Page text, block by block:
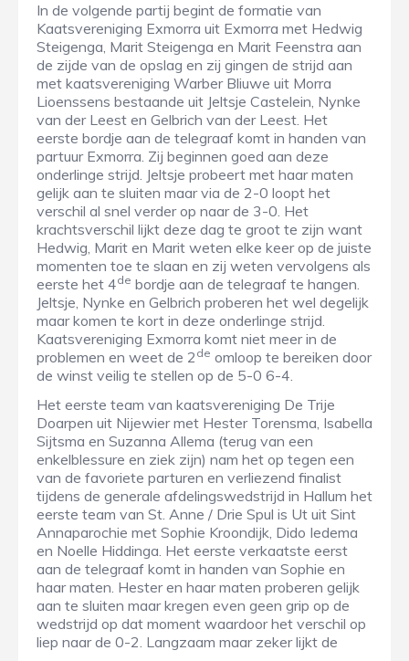
In de volgende partij begint de formatie van
Kaatsvereniging Exmorra uit Exmorra met Hedwig
Steigenga, Marit Steigenga en Marit Feenstra aan
de zijde van de opslag en zij gingen de strijd aan
met kaatsvereniging Warber Bliuwe uit Morra
Lioenssens bestaande uit Jeltsje Castelein, Nynke
van der Leest en Gelbrich van der Leest. Het
eerste bordje aan de telegraaf komt in handen van
partuur Exmorra. Zij beginnen goed aan deze
onderlinge strijd. Jeltsje probeert met haar maten
gelijk aan te sluiten maar via de 2-0 loopt het
verschil al snel verder op naar de 3-0. Het
krachtsverschil lijkt deze dag te groot te zijn want
Hedwig, Marit en Marit weten elke keer op de juiste
momenten toe te slaan en zij weten vervolgens als
eerste het 4de bordje aan de telegraaf te hangen.
Jeltsje, Nynke en Gelbrich proberen het wel degelijk
maar komen te kort in deze onderlinge strijd.
Kaatsvereniging Exmorra komt niet meer in de
problemen en weet de 2 de omloop te bereiken door
de winst veilig te stellen op de 5-0 6-4.
Het eerste team van kaatsvereniging De Trije
Doarpen uit Nijewier met Hester Torensma, Isabella
Sijtsma en Suzanna Allema (terug van een
enkelblessure en ziek zijn) nam het op tegen een
van de favoriete parturen en verliezend finalist
tijdens de generale afdelingswedstrijd in Hallum het
eerste team van St. Anne / Drie Spul is Ut uit Sint
Annaparochie met Sophie Kroondijk, Dido Iedema
en Noelle Hiddinga. Het eerste verkaatste eerst
aan de telegraaf komt in handen van Sophie en
haar maten. Hester en haar maten proberen gelijk
aan te sluiten maar kregen even geen grip op de
wedstrijd op dat moment waardoor het verschil op
liep naar de 0-2. Langzaam maar zeker lijkt de